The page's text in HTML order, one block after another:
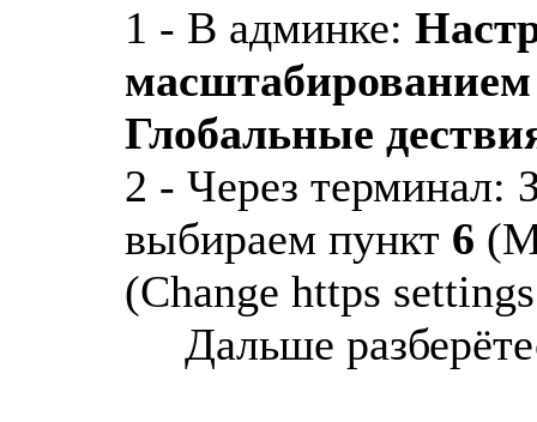
1 - В админке:
масштабированием
Глобальные
2 - Через терминал:
выбираем пункт 6
(Change https
Дальше